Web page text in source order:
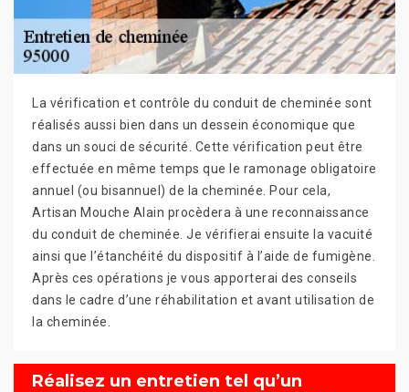
La vérification et contrôle du conduit de cheminée sont
réalisés aussi bien dans un dessein économique que
dans un souci de sécurité. Cette vérification peut être
effectuée en même temps que le ramonage obligatoire
annuel (ou bisannuel) de la cheminée. Pour cela,
Artisan Mouche Alain procèdera à une reconnaissance
du conduit de cheminée. Je vérifierai ensuite la vacuité
ainsi que l’étanchéité du dispositif à l’aide de fumigène.
Après ces opérations je vous apporterai des conseils
dans le cadre d’une réhabilitation et avant utilisation de
la cheminée.
Réalisez un entretien tel qu’un